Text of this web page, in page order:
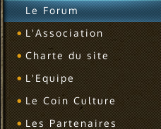
Le Forum
L'Association
Charte du site
L'Equipe
Le Coin Culture
Les Partenaires